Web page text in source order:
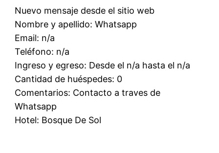
Nuevo mensaje desde el sitio web
Nombre y apellido: Whatsapp
Email: n/a
Teléfono: n/a
Ingreso y egreso: Desde el n/a hasta el n/a
Cantidad de huéspedes: 0
Comentarios: Contacto a traves de
Whatsapp
Hotel: Bosque De Sol